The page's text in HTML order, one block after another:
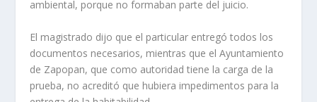
ambiental, porque no formaban parte del juicio.
El magistrado dijo que el particular entregó todos los
documentos necesarios, mientras que el Ayuntamiento
de Zapopan, que como autoridad tiene la carga de la
prueba, no acreditó que hubiera impedimentos para la